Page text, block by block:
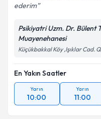
ederim
Psikiyatri Uzm. Dr. Bülent
Muayenehanesi
Küçükbakkal Köy ,Işıklar Cad.
En Yakın Saatler
Yarın
10:00
Yarın
11:00